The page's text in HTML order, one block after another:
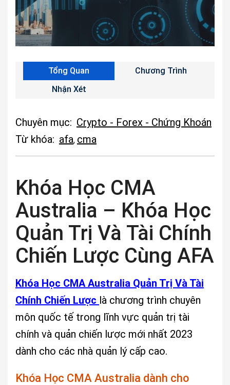
Tổng Quan
Chương Trình
Nhận Xét
Chuyên mục: Crypto - Forex - Chứng Khoán
Từ khóa: afa, cma
Khóa Học CMA
Australia – Khóa Học
Quản Trị Và Tài Chính
Chiến Lược Cùng AFA
Khóa Học CMA Australia Quản Trị Và Tài
Chính Chiến Lược là chương trình chuyên
môn quốc tế trong lĩnh vực quản trị tài
chính và quản chiến lược mới nhất 2023
dành cho các nhà quản lý cấp cao.
Khóa Học CMA Australia dành cho